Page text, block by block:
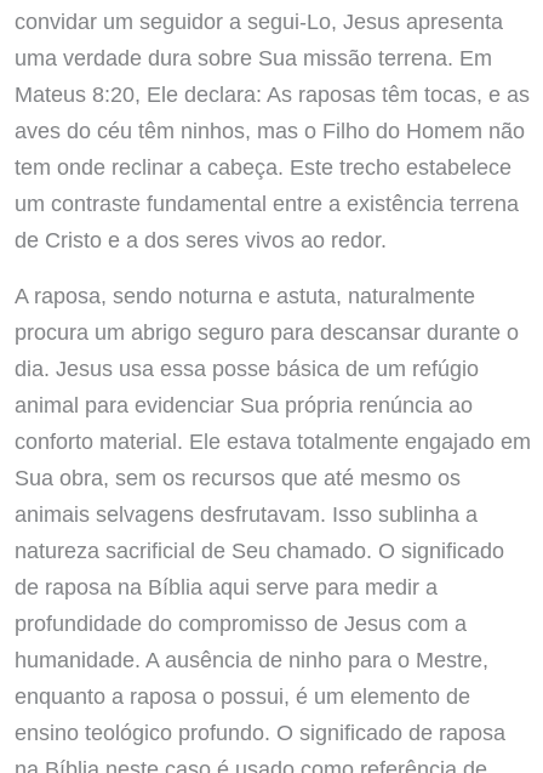
convidar um seguidor a segui-Lo, Jesus apresenta
uma verdade dura sobre Sua missão terrena. Em
Mateus 8:20, Ele declara: As raposas têm tocas, e as
aves do céu têm ninhos, mas o Filho do Homem não
tem onde reclinar a cabeça. Este trecho estabelece
um contraste fundamental entre a existência terrena
de Cristo e a dos seres vivos ao redor.
A raposa, sendo noturna e astuta, naturalmente
procura um abrigo seguro para descansar durante o
dia. Jesus usa essa posse básica de um refúgio
animal para evidenciar Sua própria renúncia ao
conforto material. Ele estava totalmente engajado em
Sua obra, sem os recursos que até mesmo os
animais selvagens desfrutavam. Isso sublinha a
natureza sacrificial de Seu chamado. O significado
de raposa na Bíblia aqui serve para medir a
profundidade do compromisso de Jesus com a
humanidade. A ausência de ninho para o Mestre,
enquanto a raposa o possui, é um elemento de
ensino teológico profundo. O significado de raposa